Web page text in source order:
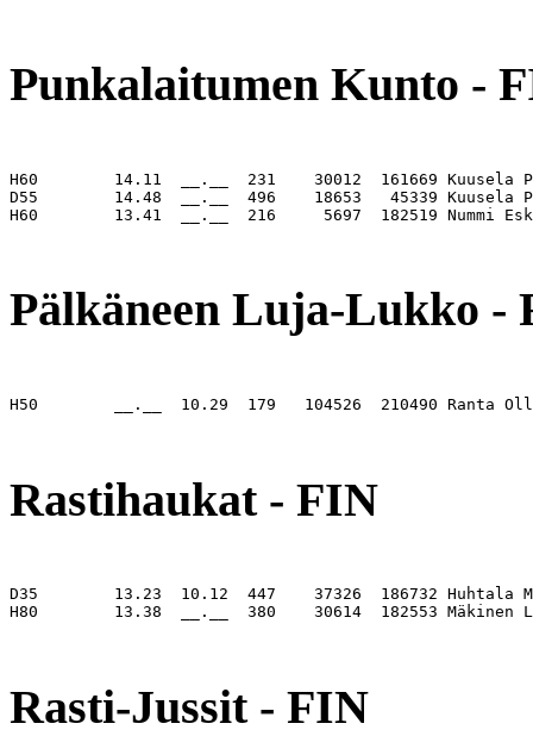
Punkalaitumen Kunto -
H60        14.11  __.__  231    30012  161669
D55        14.48  __.__  496    18653   45339
H60        13.41  __.__  216     5697  182519
Pälkäneen Luja-Lukko -
H50        __.__  10.29  179   104526  210490
Rastihaukat - FIN
D35        13.23  10.12  447    37326  186732
H80        13.38  __.__  380    30614  182553
Rasti-Jussit - FIN